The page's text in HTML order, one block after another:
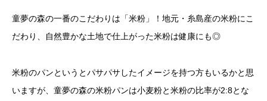
童夢の森の一番のこだわりは「米粉」！地元・糸島産の米粉にこ
だわり、自然豊かな土地で仕上がった米粉は健康にも◎
米粉のパンというとパサパサしたイメージを持つ方もいるかと思
いますが、童夢の森の米粉パンは小麦粉と米粉の比率が2:8とな